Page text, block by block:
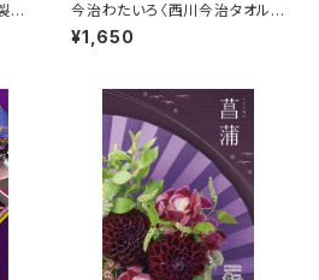
今治わたいろ〈西川今治タオル〉
フェイスタオル&ウォッシュタオル
¥1,650